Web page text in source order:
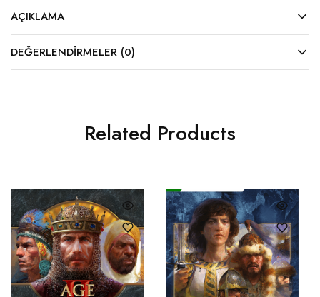
AÇIKLAMA
DEĞERLENDIRMELER (0)
Related Products